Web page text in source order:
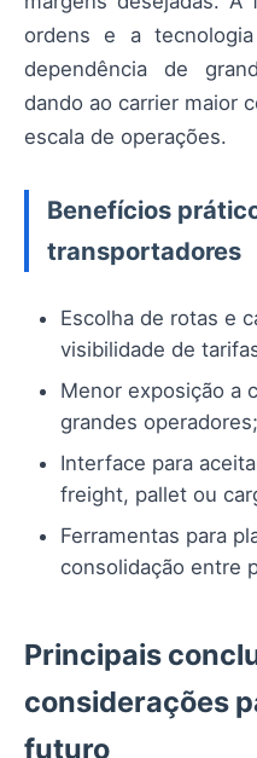
ordens e a
dependência de
dando ao carrier maior
escala de operações.
Benefícios
transportadores
Escolha de rotas e
visibilidade de
Menor exposição a
grandes operadores;
Interface para
freight, pallet ou
Ferramentas para
consolidação entre
Principais
considerações
futuro